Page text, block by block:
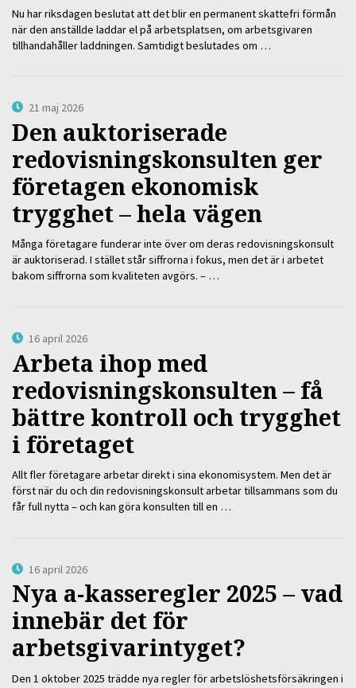
Nu har riksdagen beslutat att det blir en permanent skattefri förmån
när den anställde laddar el på arbetsplatsen, om arbetsgivaren
tillhandahåller laddningen. Samtidigt beslutades om …
21 maj 2026
Den auktoriserade
redovisningskonsulten ger
företagen ekonomisk
trygghet – hela vägen
Många företagare funderar inte över om deras redovisningskonsult
är auktoriserad. I stället står siffrorna i fokus, men det är i arbetet
bakom siffrorna som kvaliteten avgörs. – …
16 april 2026
Arbeta ihop med
redovisningskonsulten – få
bättre kontroll och trygghet
i företaget
Allt fler företagare arbetar direkt i sina ekonomisystem. Men det är
först när du och din redovisningskonsult arbetar tillsammans som du
får full nytta – och kan göra konsulten till en …
16 april 2026
Nya a-kasseregler 2025 – vad
innebär det för
arbetsgivarintyget?
Den 1 oktober 2025 trädde nya regler för arbetslöshetsförsäkringen i